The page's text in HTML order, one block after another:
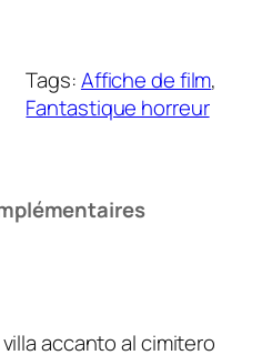
Tags:Affiche de film
Fantastique horreur
accanto al cimitero